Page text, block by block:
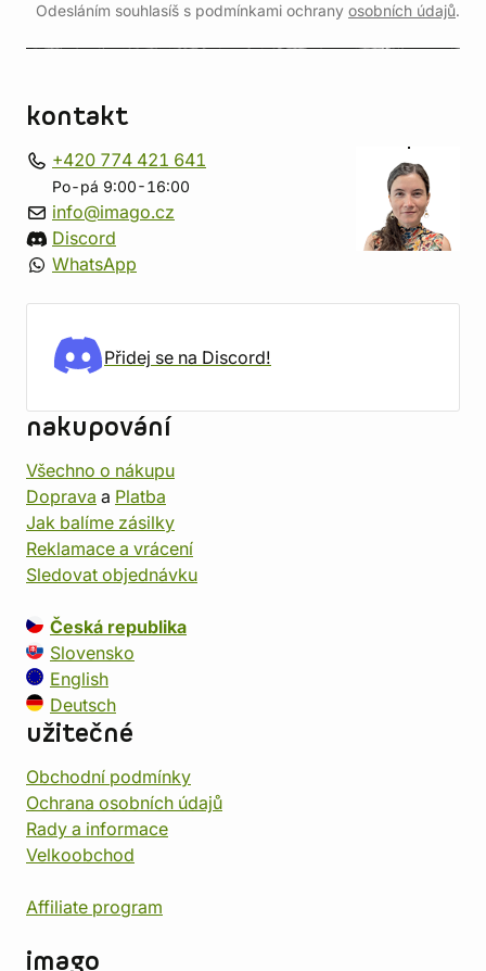
Odesláním souhlasíš s podmínkami ochrany osobních údajů.
kontakt
+420 774 421 641
Po-pá 9:00-16:00
info@imago.cz
Discord
WhatsApp
Přidej se na Discord!
nakupování
Všechno o nákupu
Doprava a Platba
Jak balíme zásilky
Reklamace a vrácení
Sledovat objednávku
Česká republika
Slovensko
English
Deutsch
užitečné
Obchodní podmínky
Ochrana osobních údajů
Rady a informace
Velkoobchod
Affiliate program
imago